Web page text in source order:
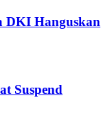
DKI Hanguskan
Suspend